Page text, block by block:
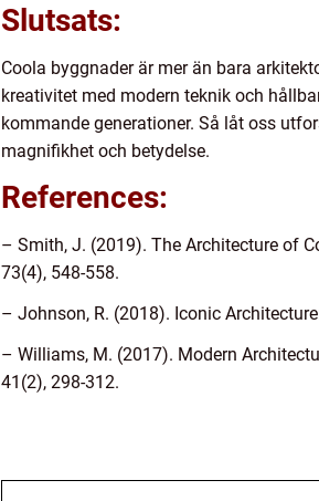
Slutsats:
Coola byggnader är mer än bara
kreativitet med modern teknik och
kommande generationer. Så låt oss
magnifikhet och betydelse.
References:
– Smith, J. (2019). The Architecture of
73(4), 548-558.
– Johnson, R. (2018). Iconic
– Williams, M. (2017). Modern
41(2), 298-312.